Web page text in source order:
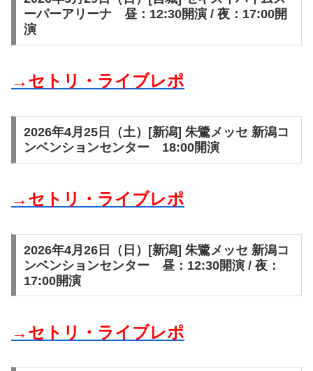
ーパーアリーナ 昼：12:30開演 / 夜：17:00開
演
→セトリ・ライブレポ
2026年4月25日（土）[新潟] 朱鷺メッセ 新潟コ
ンベンションセンター 18:00開演
→セトリ・ライブレポ
2026年4月26日（日）[新潟] 朱鷺メッセ 新潟コ
ンベンションセンター 昼：12:30開演 / 夜：
17:00開演
→セトリ・ライブレポ